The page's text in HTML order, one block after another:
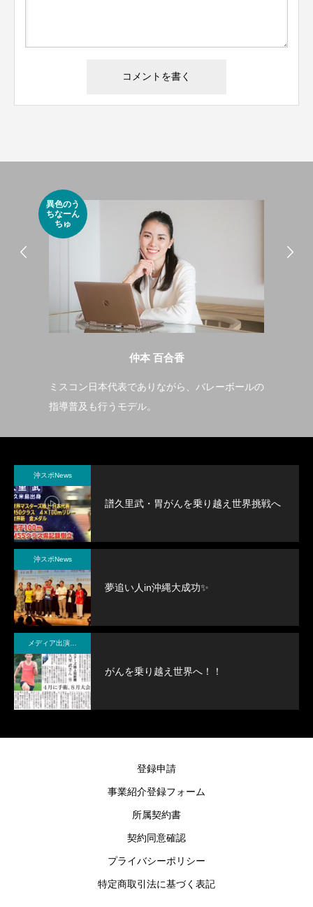
異色のう
ちなーん
ちゅ
仲本 百合香
ミスコン日本代表でありながら、バレーボールの
指導普及も行うモデル。
沖スポNews
譜久里武・胃がんを乗り越え世界挑戦へ
沖スポNews
夢追い人in沖縄大成功✨
メディア出演・紹介
がんを乗り越え世界へ！！
登録申請
事業紹介登録フォーム
所属契約書
契約同意確認
プライバシーポリシー
特定商取引法に基づく表記